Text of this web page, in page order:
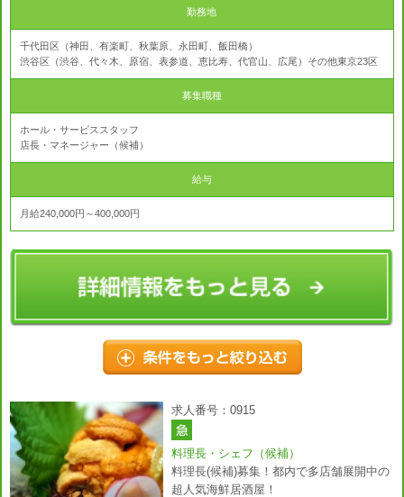
勤務地
千代田区（神田、有楽町、秋葉原、永田町、飯田橋）
渋谷区（渋谷、代々木、原宿、表参道、恵比寿、代官山、広尾）その他東京23区
募集職種
ホール・サービススタッフ
店長・マネージャー（候補）
給与
月給240,000円～400,000円
求人番号：0915
料理長・シェフ（候補）
料理長(候補)募集！都内で多店舗展開中の
超人気海鮮居酒屋！